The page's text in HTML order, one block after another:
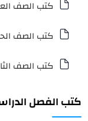
كتب الصف
كتب الصف
كتب الصف
كتب الفصل